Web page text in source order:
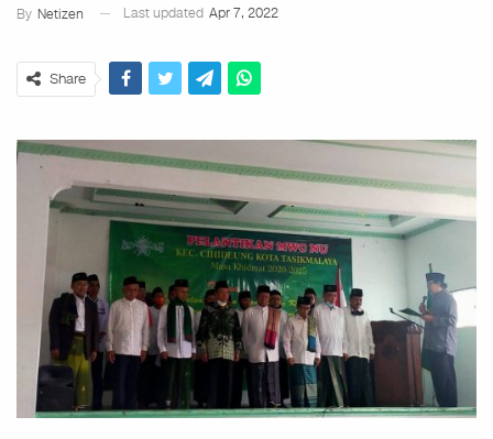
By Netizen Last updated Apr 7, 2022
Share